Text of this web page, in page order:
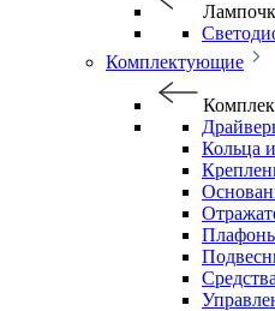
Комплектующие
Кольца